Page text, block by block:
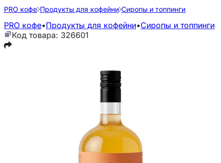
PRO кофе Продукты для кофейни Сиропы и топпинги
PRO кофе•Продукты для кофейни•Сиропы и топпинги
Код товара: 326601